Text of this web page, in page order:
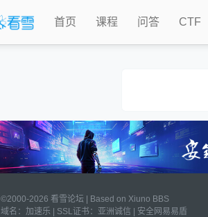
首页 课程 问答 CTF
©2000-2026 看雪论坛 | Based on Xiuno BBS
域名： 加速乐 | SSL证书： 亚洲诚信 安全网易易盾